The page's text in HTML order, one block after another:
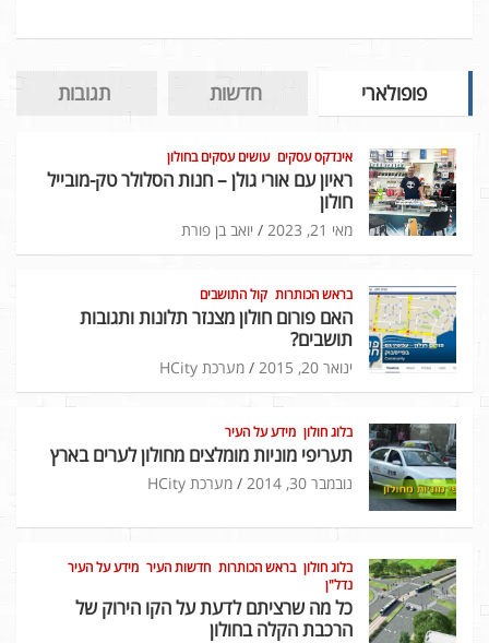
פופולארי חדשות תגובות
אינדקס עסקים עושים עסקים בחולון
ראיון עם אורי גולן – חנות הסלולר טק-מובייל
חולון
מאי 21, 2023 יואב בן פורת
בראש הכותרות קול התושבים
האם פורום חולון מצנזר תלונות ותגובות
תושבים?
ינואר 20, 2015 מערכת HCity
בלוג חולון מידע על העיר
תעריפי מוניות מומלצים מחולון לערים בארץ
נובמבר 30, 2014 מערכת HCity
בלוג חולון בראש הכותרות חדשות העיר מידע על העיר
נדל"ן
כל מה שרציתם לדעת על הקו הירוק של
הרכבת הקלה בחולון